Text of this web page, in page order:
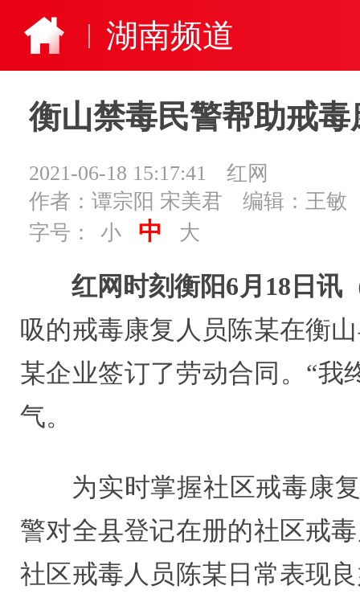
湖南频道
衡山禁毒民警帮助戒
2021-06-18 15:17:41
红网
作者：谭宗阳 宋美君
编辑：王敏
字号：
小 中 大
红网时刻衡阳6月18日讯
吸的戒毒康复人员陈某在衡
某企业签订了劳动合同。“我
气。
为实时掌握社区戒毒康
警对全县登记在册的社区戒
社区戒毒人员陈某日常表现